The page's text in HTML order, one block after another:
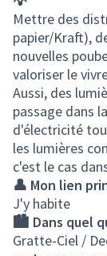
Mettre des
papier/Kraft),
nouvelles
valoriser le
Aussi, des
passage dans
d'électricité
les lumières
c'est le cas
👤 Mon lien
J'y habite
🏙️ Dans quel
Gratte-Ciel /